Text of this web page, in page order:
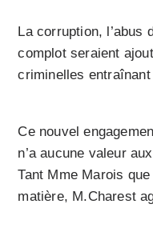
La corruption, l’abus
complot seraient
criminelles
Ce nouvel
n’a aucune valeur
Tant Mme Marois
matière, M.Charest